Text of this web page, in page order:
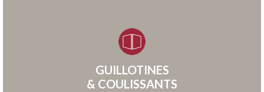
GUILLOTINES
& COULISSANTS